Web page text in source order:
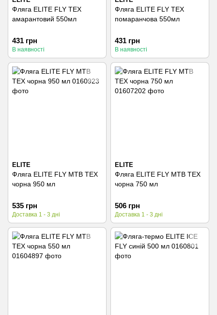
Фляга ELITE FLY TEX
амарантовий 550мл
431 грн
В наявності
Фляга ELITE FLY TEX
помаранчова 550мл
431 грн
В наявності
ELITE
Фляга ELITE FLY MTB TEX
чорна 950 мл
535 грн
Доставка 1 - 3 дні
ELITE
Фляга ELITE FLY MTB TEX
чорна 750 мл
506 грн
Доставка 1 - 3 дні